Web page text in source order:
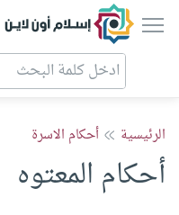
إسلام أون لاين
الرئيسية أحكام الاسرة
أحكام المعتوه